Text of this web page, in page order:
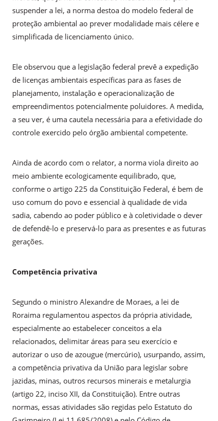
suspender a lei, a norma destoa do modelo federal de
proteção ambiental ao prever modalidade mais célere e
simplificada de licenciamento único.
Ele observou que a legislação federal prevê a expedição
de licenças ambientais específicas para as fases de
planejamento, instalação e operacionalização de
empreendimentos potencialmente poluidores. A medida,
a seu ver, é uma cautela necessária para a efetividade do
controle exercido pelo órgão ambiental competente.
Ainda de acordo com o relator, a norma viola direito ao
meio ambiente ecologicamente equilibrado, que,
conforme o artigo 225 da Constituição Federal, é bem de
uso comum do povo e essencial à qualidade de vida
sadia, cabendo ao poder público e à coletividade o dever
de defendê-lo e preservá-lo para as presentes e as futuras
gerações.
Competência privativa
Segundo o ministro Alexandre de Moraes, a lei de
Roraima regulamentou aspectos da própria atividade,
especialmente ao estabelecer conceitos a ela
relacionados, delimitar áreas para seu exercício e
autorizar o uso de azougue (mercúrio), usurpando, assim,
a competência privativa da União para legislar sobre
jazidas, minas, outros recursos minerais e metalurgia
(artigo 22, inciso XII, da Constituição). Entre outras
normas, essas atividades são regidas pelo Estatuto do